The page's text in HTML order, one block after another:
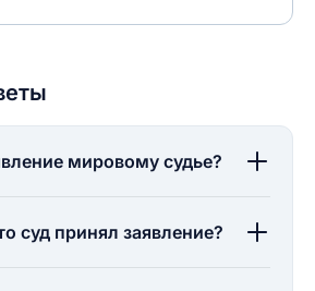
мировому судье?
суд принял заявление?